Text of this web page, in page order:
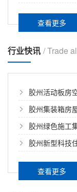
查看更多
行业快讯 / Trade
胶州活动板房
胶州集装箱房
胶州绿色施工
胶州新型科技
查看更多
胶州集装箱
...
胶州集装箱